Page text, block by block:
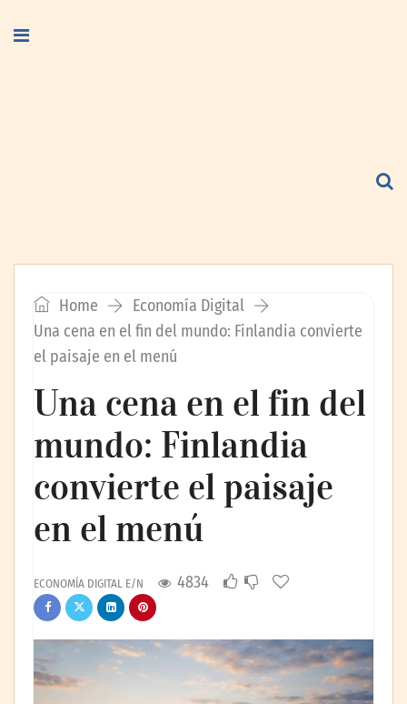
Home
Economía Digital
Una cena en el fin del mundo: Finlandia convierte
el paisaje en el menú
Una cena en el fin del
mundo: Finlandia
convierte el paisaje
en el menú
ECONOMÍA DIGITAL E/N 4834